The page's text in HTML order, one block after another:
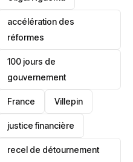
accélération des
réformes
100 jours de
gouvernement
France Villepin
justice financière
recel de détournement